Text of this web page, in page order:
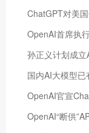
ChatGPT对美
OpenAI首席执
孙正义计划成
国内AI大模型
OpenAI官宣
OpenAI“断供